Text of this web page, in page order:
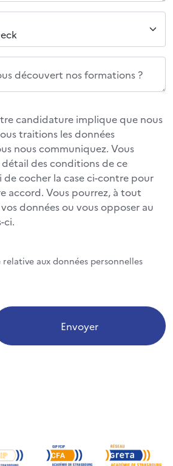
découvert nos formations ?
candidature implique que nous
traitions les données
nous communiquez. Vous
des conditions de ce
de cocher la case ci-contre pour
accord. Vous pourrez, à tout
données ou vous opposer au
ci.
relative aux données personnelles
Envoyer